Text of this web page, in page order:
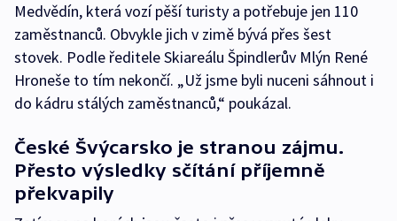
Medvědín, která vozí pěší turisty a potřebuje jen 110
zaměstnanců. Obvykle jich v zimě bývá přes šest
stovek. Podle ředitele Skiareálu Špindlerův Mlýn René
Hroneše to tím nekončí. „Už jsme byli nuceni sáhnout i
do kádru stálých zaměstnanců,“ poukázal.
České Švýcarsko je stranou zájmu.
Přesto výsledky sčítání příjemně
překvapily